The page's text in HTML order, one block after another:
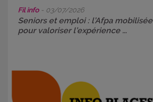
Fil info - 03/07/2026
Seniors et emploi : l’Afpa mobilisée
pour valoriser l’expérience ...